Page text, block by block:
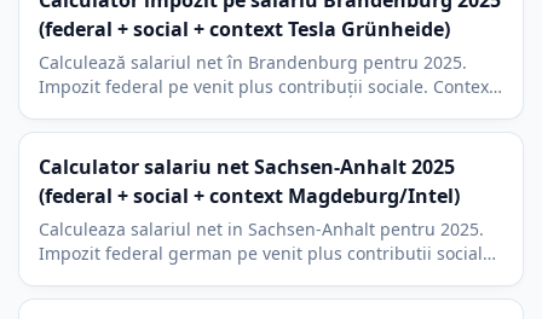
(federal + social + context Tesla Grünheide)
Calculează salariul net în Brandenburg pentru 2025.
Impozit federal pe venit plus contribuții sociale. Context
Calculator salariu net Sachsen-Anhalt 2025
(federal + social + context Magdeburg/Intel)
Calculeaza salariul net in Sachsen-Anhalt pentru 2025.
Impozit federal german pe venit plus contributii sociale.
bisericesc.